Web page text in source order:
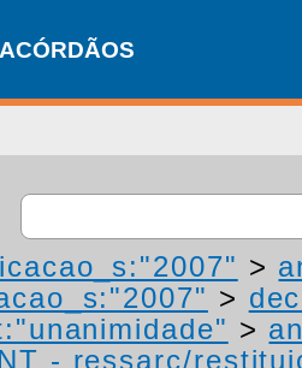
ACÓRDÃOS
>
>
>
- ressarc/